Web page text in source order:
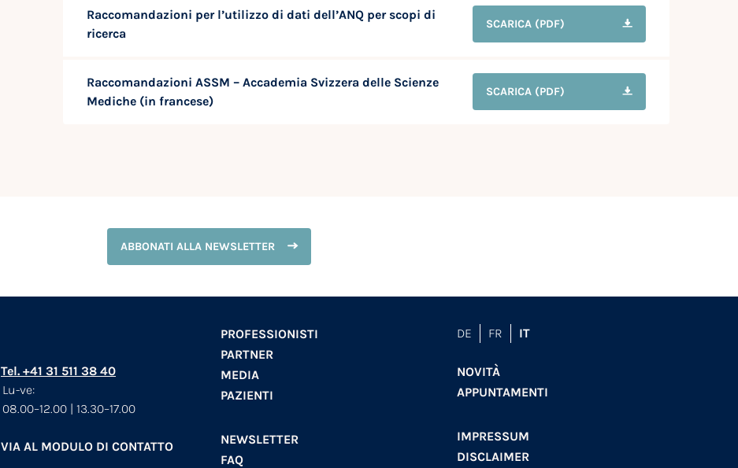
Raccomandazioni per l’utilizzo di dati dell’ANQ per scopi di
ricerca
SCARICA (PDF)
Raccomandazioni ASSM – Accademia Svizzera delle Scienze
Mediche (in francese)
SCARICA (PDF)
ABBONATI ALLA NEWSLETTER
Tel. +41 31 511 38 40
Lu-ve:
08.00–12.00 | 13.30–17.00
VIA AL MODULO DI CONTATTO
PROFESSIONISTI
PARTNER
MEDIA
PAZIENTI
NEWSLETTER
FAQ
DE FR IT
NOVITÀ
APPUNTAMENTI
IMPRESSUM
DISCLAIMER